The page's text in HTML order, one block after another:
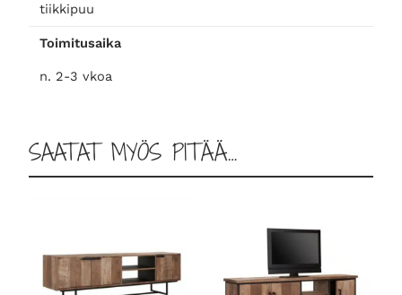
tiikkipuu
Toimitusaika
n. 2-3 vkoa
SAATAT MYÖS PITÄÄ…